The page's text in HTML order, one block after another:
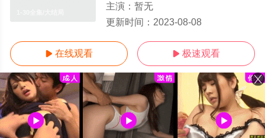
主演： 暂无
更新时间： 2023-08-08
 在线观看  极速观看